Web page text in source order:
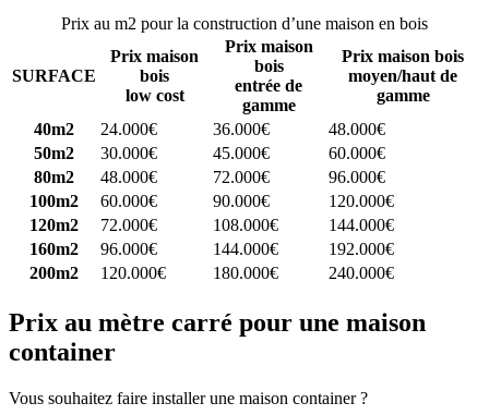
Prix au m2 pour la construction d’une maison en bois
SURFACE
Prix maison
bois
low cost
Prix maison
bois
entrée de
gamme
Prix maison bois
moyen/haut de
gamme
40m2
24.000€ 36.000€
48.000€
50m2
30.000€ 45.000€
60.000€
80m2
48.000€ 72.000€
96.000€
100m2
60.000€ 90.000€
120.000€
120m2
72.000€ 108.000€
144.000€
160m2
96.000€ 144.000€
192.000€
200m2
120.000€ 180.000€ 240.000€
Prix au mètre carré pour une maison
container
Vous souhaitez faire installer une maison container ?